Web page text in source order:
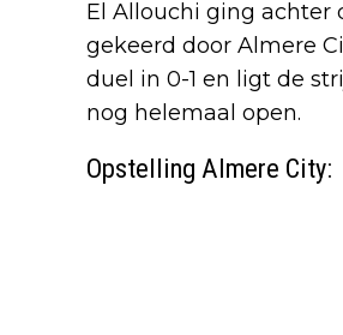
El Allouchi ging achter
gekeerd door Almere
duel in 0-1 en ligt de
nog helemaal open.
Opstelling Almere City: